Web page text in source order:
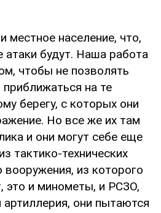
население, что,
атаки будут. Наша работа
чтобы не позволять
на те
берегу, с которых они
Но все же их там
и они могут себе еще
тактико-технических
вооружения, из которого
это и минометы, и РСЗО,
они пытаются